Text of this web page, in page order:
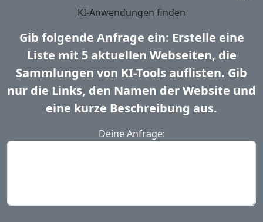
KI-Anwendungen finden
Gib folgende Anfrage ein: Erstelle eine
Liste mit 5 aktuellen Webseiten, die
Sammlungen von KI-Tools auflisten. Gib
nur die Links, den Namen der Website und
eine kurze Beschreibung aus.
Deine Anfrage: